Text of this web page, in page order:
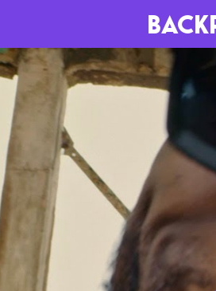
AGENDA
Paris
Festivals